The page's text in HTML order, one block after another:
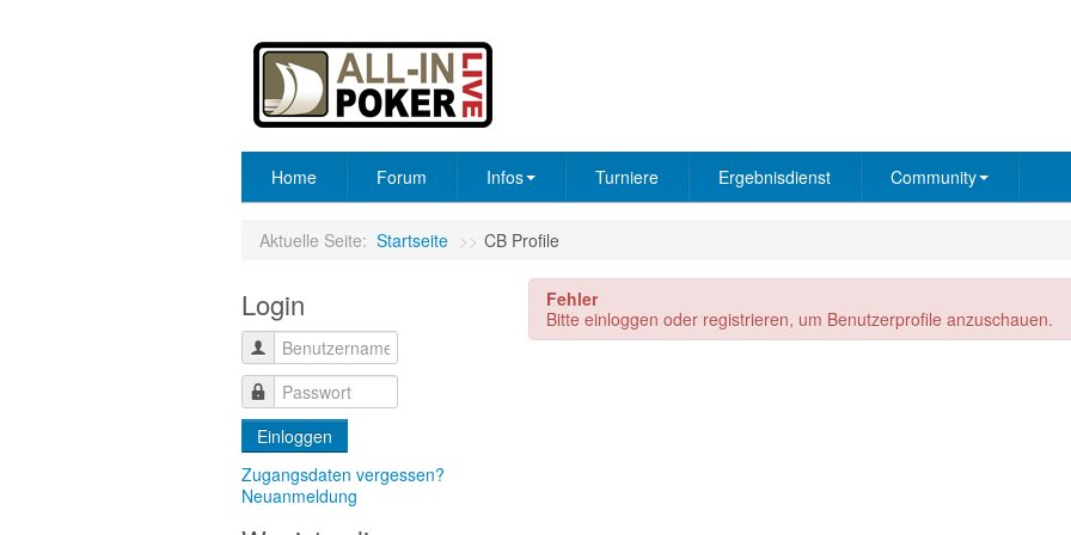
Home Forum Infos Turniere Ergebnisdienst Community
Aktuelle Seite: Startseite >> CB Profile
Login
Einloggen
Zugangsdaten vergessen?
Neuanmeldung
Fehler
Bitte einloggen oder registrieren, um Benutzerprofile anzuschauen.